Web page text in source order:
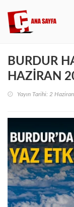
BURDUR
HAZİRAN
Yayın Tarihi: 2